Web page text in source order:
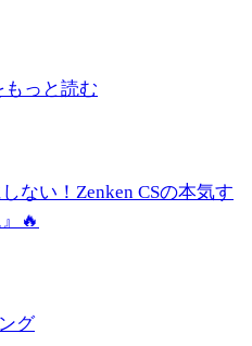
っと読む
ない！Zenken CSの本気す
🔥
グ